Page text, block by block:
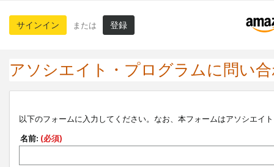
サインイン または 登録
アソシエイト・プログラムに問い
以下のフォームに入力してください。なお、本フォームはアソシエイ
名前: (必須)